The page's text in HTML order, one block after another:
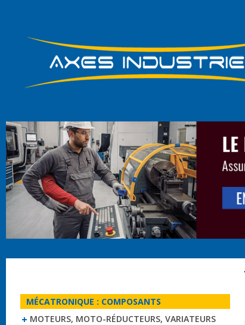
MÉCATRONIQUE : COMPOSANTS
MOTEURS, MOTO-RÉDUCTEURS, VARIATEURS